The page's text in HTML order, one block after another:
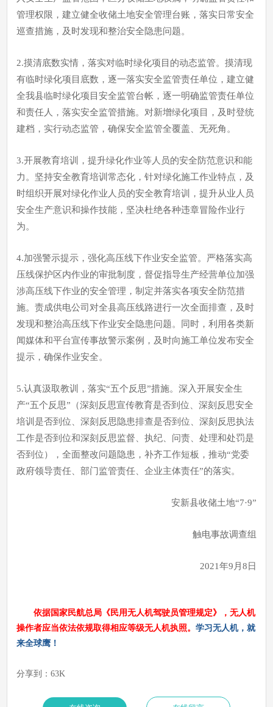
管理权限，建立健全收储土地安全管理台账，落实日常安全
巡查措施，及时发现和整治安全隐患问题。
2.摸清底数实情，落实对临时绿化项目的动态监管。摸清现
有临时绿化项目底数，逐一落实安全监管责任单位，建立健
全我县临时绿化项目安全监管台帐，逐一明确监管责任单位
和责任人，落实安全监管措施。对新增绿化项目，及时登统
建档，实行动态监管，确保安全监管全覆盖、无死角。
3.开展教育培训，提升绿化作业等人员的安全防范意识和能
力。坚持安全教育培训常态化，针对绿化施工作业特点，及
时组织开展对绿化作业人员的安全教育培训，提升从业人员
安全生产意识和操作技能，坚决杜绝各种违章冒险作业行
为。
4.加强警示提示，强化高压线下作业安全监管。严格落实高
压线保护区内作业的审批制度，督促指导生产经营单位加强
涉高压线下作业的安全管理，制定并落实各项安全防范措
施。责成供电公司对全县高压线路进行一次全面排查，及时
发现和整治高压线下作业安全隐患问题。同时，利用各类新
闻媒体和平台宣传事故警示案例，及时向施工单位发布安全
提示，确保作业安全。
5.认真汲取教训，落实“五个反思”措施。深入开展安全生
产“五个反思”（深刻反思宣传教育是否到位、深刻反思安全
培训是否到位、深刻反思隐患排查是否到位、深刻反思执法
工作是否到位和深刻反思监督、执纪、问责、处理和处罚是
否到位），全面整改问题隐患，补齐工作短板，推动“党委
政府领导责任、部门监管责任、企业主体责任”的落实。
安新县收储土地“7·9”
触电事故调查组
2021年9月8日
依据国家民航总局《民用无人机驾驶员管理规定》，无人机
操作者应当依法依规取得相应等级无人机执照。学习无人机，就
来全球鹰！
分享到：63K